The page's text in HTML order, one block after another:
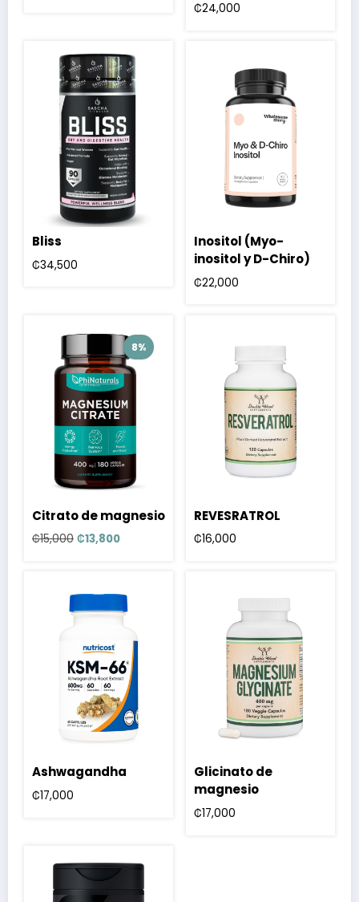
₡24,000
Bliss
₡34,500
Inositol (Myo-
inositol y D-Chiro)
₡22,000
8%
Citrato de magnesio
₡15,000 El
₡13,800El
₡13,800.
REVESRATROL
₡16,000
Ashwagandha
₡17,000
Glicinato de
magnesio
₡17,000